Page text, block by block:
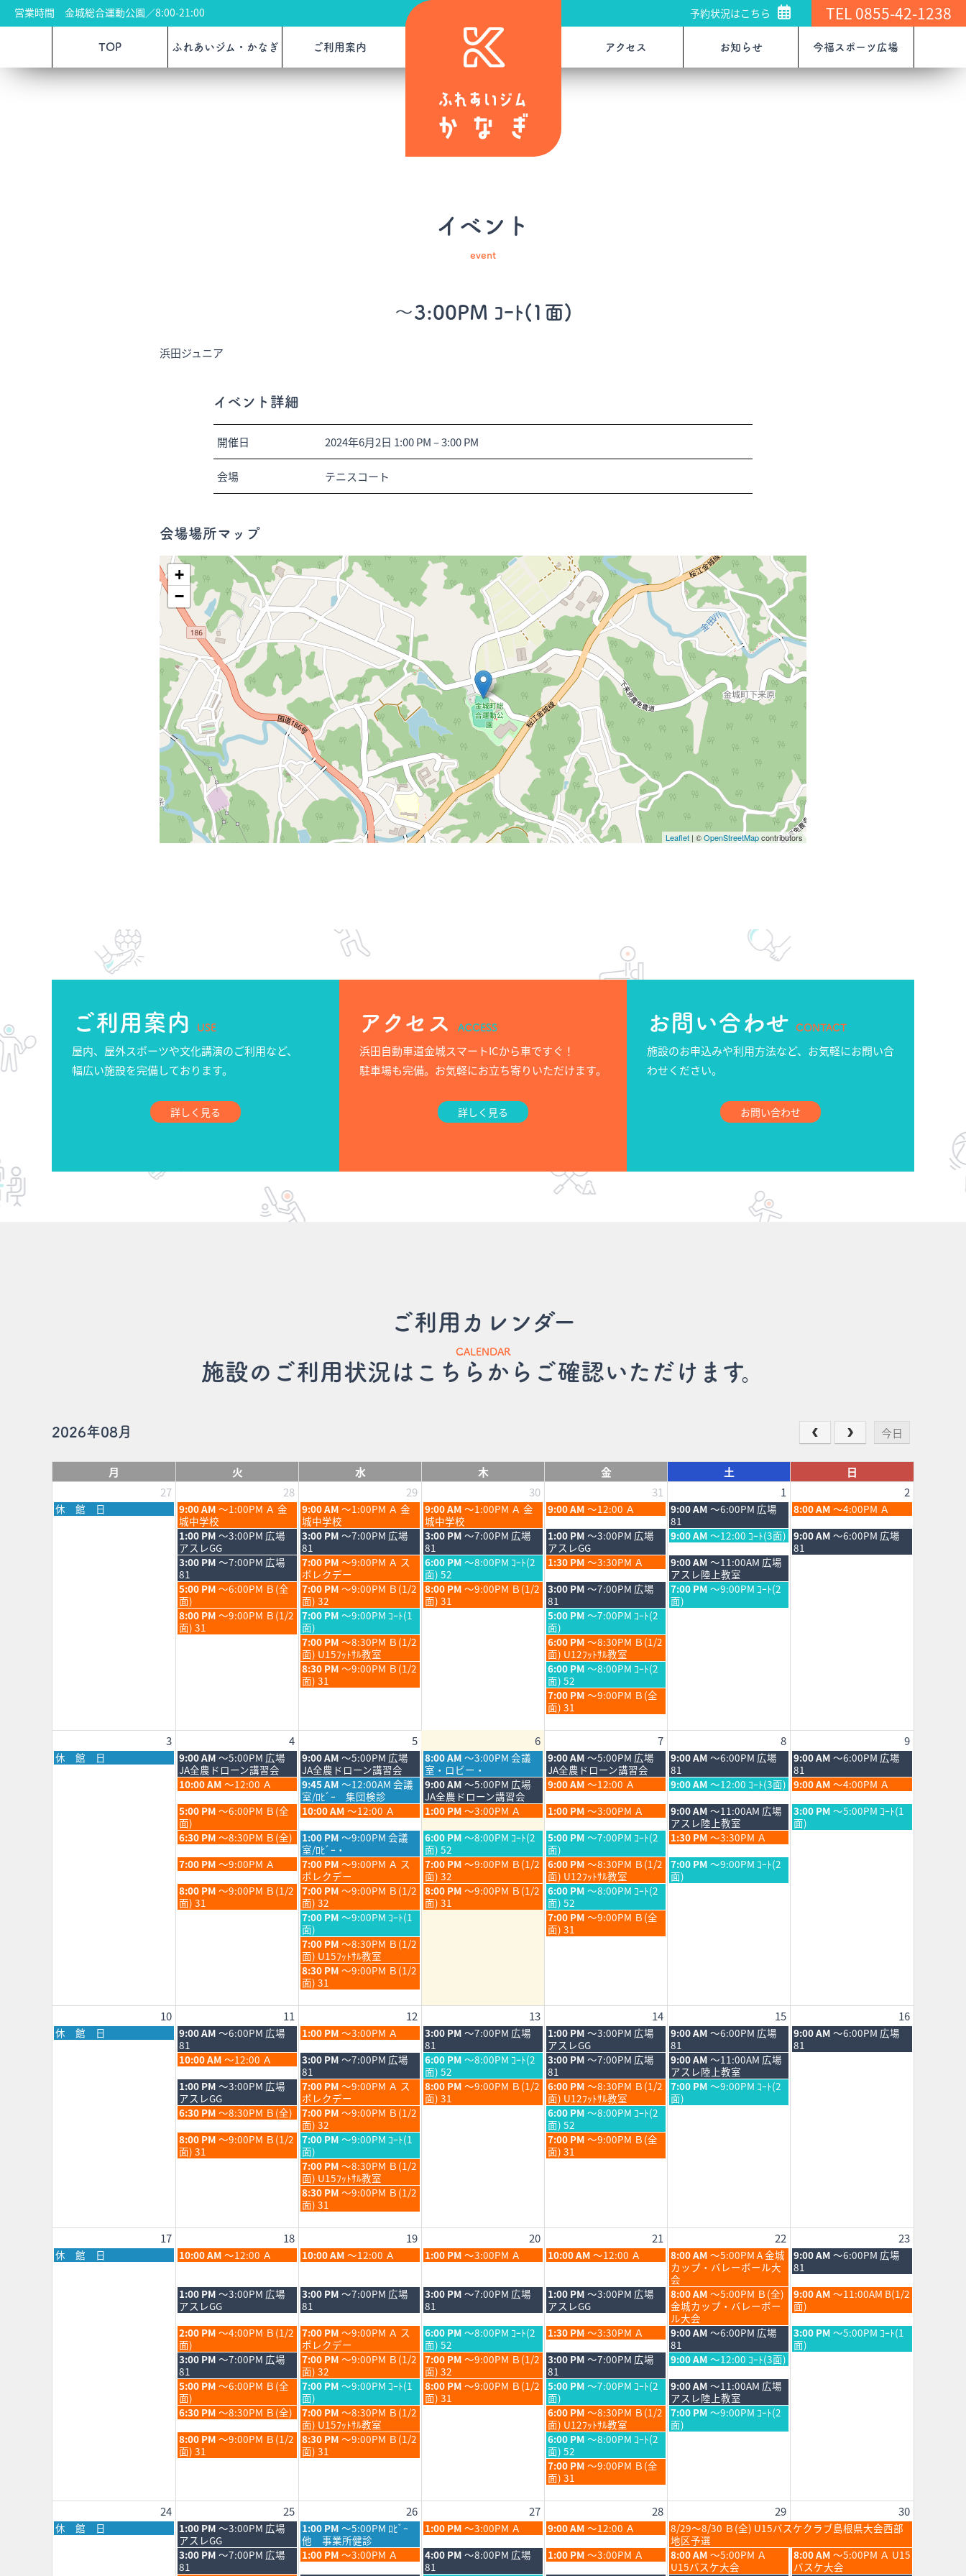
営業時間 金城総合運動公園／8:00-21:00 予約状況はこちら TEL 0855-42-1238
TOP ふれあいジム・かなぎ ご利用案内 アクセス お知らせ 今福スポーツ広場
イベント
event
～3:00PM ｺｰﾄ(1面)
浜田ジュニア
イベント詳細
開催日 2024年6月2日 1:00 PM–3:00 PM
会場 テニスコート
会場場所マップ
+
−
Leaflet | ©OpenStreetMapcontributors
ご利用案内 USE
屋内、屋外スポーツや文化講演のご利用など、
幅広い施設を完備しております。
詳しく見る
アクセス ACCESS
浜田自動車道金城スマートICから車ですぐ！
駐車場も完備。お気軽にお立ち寄りいただけます。
詳しく見る
お問い合わせ CONTACT
施設のお申込みや利用方法など、お気軽にお問い合
わせください。
お問い合わせ
ご利用カレンダー
CALENDAR
施設のご利用状況はこちらからご確認いただけます。
2026年08月 今日
月 火 水 木 金 土
日
27
28 29 30 31 1 2
月
曜
休 館 日
火
曜
日,
7
月
28th
2026
9:00 AM ～1:00PM Ａ 金
城中学校
水
曜
日,
7
月
29th
2026
9:00 AM ～1:00PM Ａ 金
城中学校
木
曜
日,
7
月
30th
2026
9:00 AM ～1:00PM Ａ 金
城中学校
金
曜
日,
7
月
31st
2026
9:00 AM ～12:00 Ａ
土
曜
日,
8
月
1st
2026
9:00 AM ～6:00PM 広場
81
日
曜
日,
8
月
8:00 AM ～4:00PM Ａ
火
曜
日,
7
月
28th
2026
1:00 PM ～3:00PM 広場
アスレGG
水
曜
日,
7
月
29th
2026
3:00 PM ～7:00PM 広場
81
木
曜
日,
7
月
30th
2026
3:00 PM ～7:00PM 広場
81
金
曜
日,
7
月
31st
2026
1:00 PM ～3:00PM 広場
アスレGG
土
曜
日,
8
月
1st
2026
9:00 AM ～12:00 ｺｰﾄ(3面) 日
曜
日,
9:00 AM ～6:00PM 広場
81
火
曜
日,
7
月
28th
2026
3:00 PM ～7:00PM 広場
81
水
曜
日,
7
月
29th
2026
7:00 PM ～9:00PM Ａ ス
ポレクデー
木
曜
日,
7
月
6:00 PM ～8:00PM ｺｰﾄ(2
面) 52
金
曜
日,
7
月
31st
2026
1:30 PM ～3:30PM Ａ
土
曜
日,
8
月
9:00 AM ～11:00AM 広場
アスレ陸上教室
火
曜
日,
7
月
5:00 PM ～6:00PM Ｂ(全
面)
水
曜
日,
7
月
29th
2026
7:00 PM ～9:00PM Ｂ(1/2
面) 32
木
曜
日,
8:00 PM ～9:00PM Ｂ(1/2
面) 31
金
曜
日,
7
月
31st
2026
3:00 PM ～7:00PM 広場
81
土
曜
日,
7:00 PM ～9:00PM ｺｰﾄ(2
面)
火
曜
日,
8:00 PM ～9:00PM Ｂ(1/2
面) 31
水
曜
日,
7
月
29th
2026
7:00 PM ～9:00PM ｺｰﾄ(1
面)
金
曜
日,
7
月
31st
2026
5:00 PM ～7:00PM ｺｰﾄ(2
面)
水
曜
日,
7
月
7:00 PM ～8:30PM Ｂ(1/2
面) U15ﾌｯﾄｻﾙ教室
金
曜
日,
7
月
31st
2026
6:00 PM ～8:30PM Ｂ(1/2
面) U12ﾌｯﾄｻﾙ教室
水
曜
日,
29th
8:30 PM ～9:00PM Ｂ(1/2
面) 31
金
曜
日,
7
月
31st
6:00 PM ～8:00PM ｺｰﾄ(2
面) 52
金
曜
日,
7
31st
2026
7:00 PM ～9:00PM Ｂ(全
面) 31
3 4 5 6 7 8 9
月
曜
休 館 日
火
曜
日,
8
月
4th
2026
9:00 AM ～5:00PM 広場
JA全農ドローン講習会
水
曜
日,
8
月
5th
2026
9:00 AM ～5:00PM 広場
JA全農ドローン講習会
木
曜
日,
8
月
6th
2026
8:00 AM ～3:00PM 会議
室・ロビー・
金
曜
日,
8
月
7th
2026
9:00 AM ～5:00PM 広場
JA全農ドローン講習会
土
曜
日,
8
月
8th
2026
9:00 AM ～6:00PM 広場
81
日
曜
日,
8
月
9th
2026
9:00 AM ～6:00PM 広場
81
火
曜
日,
8
月
4th
2026
10:00 AM ～12:00 Ａ
水
曜
日,
8
月
5th
2026
9:45 AM ～12:00AM 会議
室/ﾛﾋﾞｰ 集団検診
木
曜
日,
8
月
6th
2026
9:00 AM ～5:00PM 広場
JA全農ドローン講習会
金
曜
日,
8
月
7th
2026
9:00 AM ～12:00 Ａ
土
曜
日,
8
月
8th
2026
9:00 AM ～12:00 ｺｰﾄ(3面) 日
曜
日,
8
月
9:00 AM ～4:00PM Ａ
火
曜
日,
8
月
4th
2026
5:00 PM ～6:00PM Ｂ(全
面)
水
曜
日,
8
月
5th
2026
10:00 AM ～12:00 Ａ
木
曜
日,
8
月
6th
2026
1:00 PM ～3:00PM Ａ
金
曜
日,
8
月
7th
2026
1:00 PM ～3:00PM Ａ
土
曜
日,
8
月
8th
2026
9:00 AM ～11:00AM 広場
アスレ陸上教室
日
曜
日,
3:00 PM ～5:00PM ｺｰﾄ(1
面)
火
曜
日,
8
月
4th
2026
6:30 PM ～8:30PM Ｂ(全)
水
曜
日,
8
月
5th
2026
1:00 PM ～9:00PM 会議
室/ﾛﾋﾞｰ・
木
曜
日,
8
月
6th
2026
6:00 PM ～8:00PM ｺｰﾄ(2
面) 52
金
曜
日,
8
月
7th
2026
5:00 PM ～7:00PM ｺｰﾄ(2
面)
土
曜
日,
8
月
1:30 PM ～3:30PM Ａ
火
曜
日,
8
月
7:00 PM ～9:00PM Ａ
水
曜
日,
8
月
5th
2026
7:00 PM ～9:00PM Ａ ス
ポレクデー
木
曜
日,
8
月
7:00 PM ～9:00PM Ｂ(1/2
面) 32
金
曜
日,
8
月
7th
2026
6:00 PM ～8:30PM Ｂ(1/2
面) U12ﾌｯﾄｻﾙ教室
土
曜
日,
7:00 PM ～9:00PM ｺｰﾄ(2
面)
火
曜
日,
8:00 PM ～9:00PM Ｂ(1/2
面) 31
水
曜
日,
8
月
5th
2026
7:00 PM ～9:00PM Ｂ(1/2
面) 32
木
曜
日,
8:00 PM ～9:00PM Ｂ(1/2
面) 31
金
曜
日,
8
月
6:00 PM ～8:00PM ｺｰﾄ(2
面) 52
水
曜
日,
8
月
5th
2026
7:00 PM ～9:00PM ｺｰﾄ(1
面)
金
曜
日,
7:00 PM ～9:00PM Ｂ(全
面) 31
水
曜
日,
8
月
5th
7:00 PM ～8:30PM Ｂ(1/2
面) U15ﾌｯﾄｻﾙ教室
水
曜
日,
8
5th
2026
8:30 PM ～9:00PM Ｂ(1/2
面) 31
10 11 12 13 14 15 16
月
曜
休 館 日
火
曜
日,
8
月
11th
2026
9:00 AM ～6:00PM 広場
81
水
曜
日,
8
月
12th
2026
1:00 PM ～3:00PM Ａ
木
曜
日,
8
月
13th
2026
3:00 PM ～7:00PM 広場
81
金
曜
日,
8
月
14th
2026
1:00 PM ～3:00PM 広場
アスレGG
土
曜
日,
8
月
15th
2026
9:00 AM ～6:00PM 広場
81
日
曜
日,
9:00 AM ～6:00PM 広場
81
火
曜
日,
8
月
11th
2026
10:00 AM ～12:00 Ａ
水
曜
日,
8
月
12th
2026
3:00 PM ～7:00PM 広場
81
木
曜
日,
8
月
6:00 PM ～8:00PM ｺｰﾄ(2
面) 52
金
曜
日,
8
月
14th
2026
3:00 PM ～7:00PM 広場
81
土
曜
日,
8
月
9:00 AM ～11:00AM 広場
アスレ陸上教室
火
曜
日,
8
月
11th
2026
1:00 PM ～3:00PM 広場
アスレGG
水
曜
日,
8
月
12th
2026
7:00 PM ～9:00PM Ａ ス
ポレクデー
木
曜
日,
8:00 PM ～9:00PM Ｂ(1/2
面) 31
金
曜
日,
8
月
14th
2026
6:00 PM ～8:30PM Ｂ(1/2
面) U12ﾌｯﾄｻﾙ教室
土
曜
日,
7:00 PM ～9:00PM ｺｰﾄ(2
面)
火
曜
日,
8
月
6:30 PM ～8:30PM Ｂ(全)
水
曜
日,
8
月
12th
2026
7:00 PM ～9:00PM Ｂ(1/2
面) 32
金
曜
日,
8
月
6:00 PM ～8:00PM ｺｰﾄ(2
面) 52
火
曜
日,
8:00 PM ～9:00PM Ｂ(1/2
面) 31
水
曜
日,
8
月
12th
2026
7:00 PM ～9:00PM ｺｰﾄ(1
面)
金
曜
日,
7:00 PM ～9:00PM Ｂ(全
面) 31
水
曜
日,
8
月
12th
7:00 PM ～8:30PM Ｂ(1/2
面) U15ﾌｯﾄｻﾙ教室
水
曜
日,
8
12th
2026
8:30 PM ～9:00PM Ｂ(1/2
面) 31
17 18 19 20 21 22 23
月
曜
休 館 日
火
曜
8
月
18th
2026
10:00 AM ～12:00 Ａ
水
曜
8
月
19th
2026
10:00 AM ～12:00 Ａ
木
曜
8
月
20th
2026
1:00 PM ～3:00PM Ａ
金
曜
8
月
21st
2026
10:00 AM ～12:00 Ａ
土
曜
日,
8
月
22nd
2026
8:00 AM ～5:00PM A 金城
カップ・バレーボール大
会
日
曜
日,
8
月
23rd
2026
9:00 AM ～6:00PM 広場
81
火
曜
日,
8
月
18th
2026
1:00 PM ～3:00PM 広場
アスレGG
水
曜
日,
8
月
19th
2026
3:00 PM ～7:00PM 広場
81
木
曜
日,
8
月
20th
2026
3:00 PM ～7:00PM 広場
81
金
曜
日,
8
月
21st
2026
1:00 PM ～3:00PM 広場
アスレGG
土
曜
日,
8
月
22nd
2026
8:00 AM ～5:00PM Ｂ(全)
金城カップ・バレーボー
ル大会
日
曜
日,
8
月
23rd
9:00 AM ～11:00AM B(1/2
面)
火
曜
日,
8
月
18th
2026
2:00 PM ～4:00PM Ｂ(1/2
面)
水
曜
日,
8
月
19th
2026
7:00 PM ～9:00PM Ａ ス
ポレクデー
木
曜
日,
8
月
20th
2026
6:00 PM ～8:00PM ｺｰﾄ(2
面) 52
金
曜
日,
8
月
21st
2026
1:30 PM ～3:30PM Ａ
土
曜
日,
8
月
22nd
2026
9:00 AM ～6:00PM 広場
81
日
曜
日,
3:00 PM ～5:00PM ｺｰﾄ(1
面)
火
曜
日,
8
月
18th
2026
3:00 PM ～7:00PM 広場
81
水
曜
日,
8
月
19th
2026
7:00 PM ～9:00PM Ｂ(1/2
面) 32
木
曜
日,
8
月
7:00 PM ～9:00PM Ｂ(1/2
面) 32
金
曜
日,
8
月
21st
2026
3:00 PM ～7:00PM 広場
81
土
曜
日,
8
月
22nd
2026
9:00 AM ～12:00 ｺｰﾄ(3面)
火
曜
日,
8
月
18th
2026
5:00 PM ～6:00PM Ｂ(全
面)
水
曜
日,
8
月
19th
2026
7:00 PM ～9:00PM ｺｰﾄ(1
面)
木
曜
日,
8:00 PM ～9:00PM Ｂ(1/2
面) 31
金
曜
日,
8
月
21st
2026
5:00 PM ～7:00PM ｺｰﾄ(2
面)
土
曜
日,
8
月
9:00 AM ～11:00AM 広場
アスレ陸上教室
火
曜
日,
8
月
6:30 PM ～8:30PM Ｂ(全)
水
曜
日,
8
月
7:00 PM ～8:30PM Ｂ(1/2
面) U15ﾌｯﾄｻﾙ教室
金
曜
日,
8
月
21st
2026
6:00 PM ～8:30PM Ｂ(1/2
面) U12ﾌｯﾄｻﾙ教室
土
曜
日,
7:00 PM ～9:00PM ｺｰﾄ(2
面)
火
曜
日,
18th
8:00 PM ～9:00PM Ｂ(1/2
面) 31
水
曜
日,
19th
8:30 PM ～9:00PM Ｂ(1/2
面) 31
金
曜
日,
8
月
21st
6:00 PM ～8:00PM ｺｰﾄ(2
面) 52
金
曜
日,
8
21st
2026
7:00 PM ～9:00PM Ｂ(全
面) 31
24 25 26 27 28 29 30
月
曜
休 館 日
火
曜
日,
8
1:00 PM ～3:00PM 広場
アスレGG
水
曜
日,
8
1:00 PM ～5:00PM ﾛﾋﾞｰ
他 事業所健診
木
曜
日,
8
1:00 PM ～3:00PM Ａ
金
曜
日,
8
9:00 AM ～12:00 Ａ
土
曜
日,
8
8/29～8/30 Ｂ(全) U15バスケクラブ島根県大会西部
地区予選
火
曜
3:00 PM ～7:00PM 広場
81
水
曜
1:00 PM ～3:00PM Ａ
木
曜
4:00 PM ～8:00PM 広場
81
金
曜
1:00 PM ～3:00PM Ａ
土
曜
8:00 AM ～5:00PM Ａ
U15バスケ大会
日
曜
8:00 AM ～5:00PM Ａ U15
バスケ大会